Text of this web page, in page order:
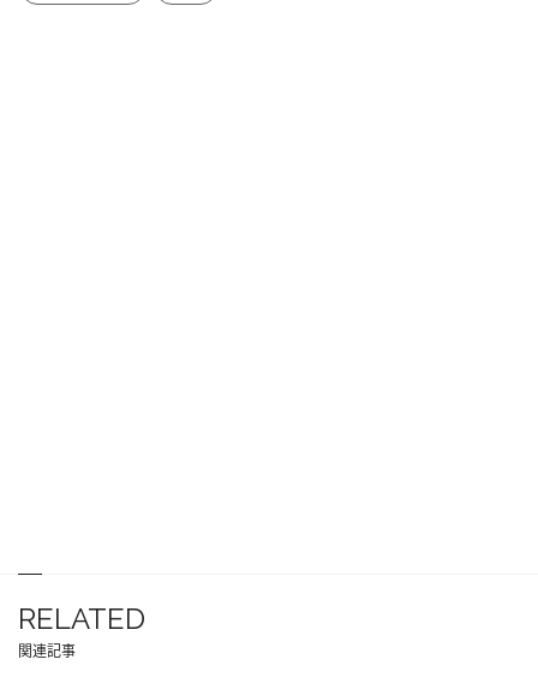
RELATED
関連記事